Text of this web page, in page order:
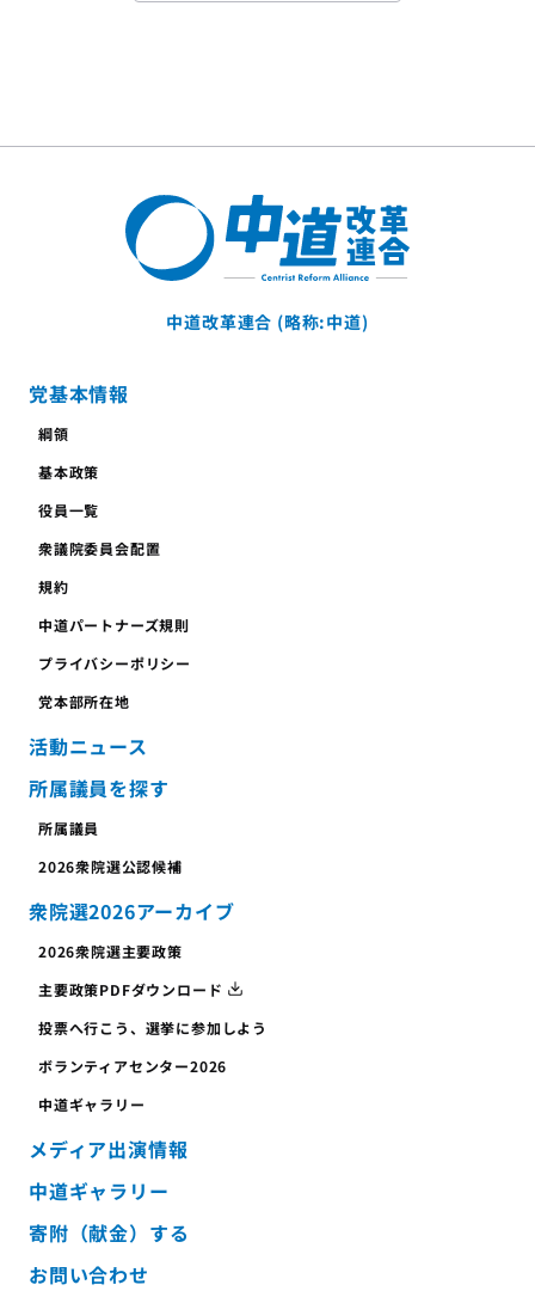
中道改革連合 (略称:中道)
党基本情報
綱領
基本政策
役員一覧
衆議院委員会配置
規約
中道パートナーズ規則
プライバシーポリシー
党本部所在地
活動ニュース
所属議員を探す
所属議員
2026衆院選公認候補
衆院選2026アーカイブ
2026衆院選主要政策
主要政策PDFダウンロード
投票へ行こう、 選挙に参加しよう
ボランティアセンター2026
中道ギャラリー
メディア出演情報
中道ギャラリー
寄附（献金）する
お問い合わせ